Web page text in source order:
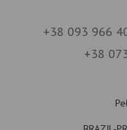
+38 093 966
+38